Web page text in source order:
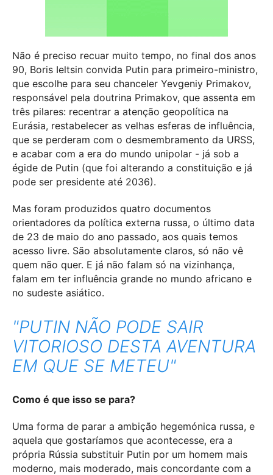
Não é preciso recuar muito tempo, no final dos anos
90, Boris Ieltsin convida Putin para primeiro-ministro,
que escolhe para seu chanceler Yevgeniy Primakov,
responsável pela doutrina Primakov, que assenta em
três pilares: recentrar a atenção geopolítica na
Eurásia, restabelecer as velhas esferas de influência,
que se perderam com o desmembramento da URSS,
e acabar com a era do mundo unipolar - já sob a
égide de Putin (que foi alterando a constituição e já
pode ser presidente até 2036).
Mas foram produzidos quatro documentos
orientadores da política externa russa, o último data
de 23 de maio do ano passado, aos quais temos
acesso livre. São absolutamente claros, só não vê
quem não quer. E já não falam só na vizinhança,
falam em ter influência grande no mundo africano e
no sudeste asiático.
"PUTIN NÃO PODE SAIR
VITORIOSO DESTA AVENTURA
EM QUE SE METEU"
Como é que isso se para?
Uma forma de parar a ambição hegemónica russa, e
aquela que gostaríamos que acontecesse, era a
própria Rússia substituir Putin por um homem mais
moderno, mais moderado, mais concordante com a